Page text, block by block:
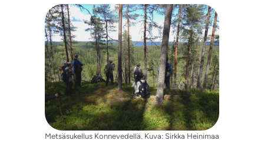
Metsäsukellus Konnevedellä. Kuva: Sirkka Heinimaa